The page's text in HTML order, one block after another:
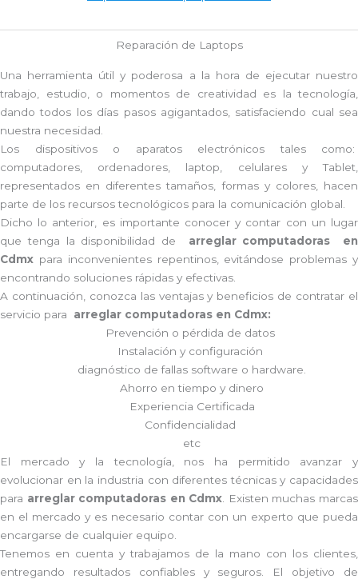
Reparación de Laptops
Una herramienta útil y poderosa a la hora de ejecutar nuestro
trabajo, estudio, o momentos de creatividad es la tecnología,
dando todos los días pasos agigantados, satisfaciendo cual sea
nuestra necesidad.
Los dispositivos o aparatos electrónicos tales como:
computadores, ordenadores, laptop, celulares y Tablet,
representados en diferentes tamaños, formas y colores, hacen
parte de los recursos tecnológicos para la comunicación global.
Dicho lo anterior, es importante conocer y contar con un lugar
que tenga la disponibilidad de arreglar computadoras en
Cdmx para inconvenientes repentinos, evitándose problemas y
encontrando soluciones rápidas y efectivas.
A continuación, conozca las ventajas y beneficios de contratar el
servicio para arreglar computadoras en Cdmx:
Prevención o pérdida de datos
Instalación y configuración
diagnóstico de fallas software o hardware.
Ahorro en tiempo y dinero
Experiencia Certificada
Confidencialidad
etc
El mercado y la tecnología, nos ha permitido avanzar y
evolucionar en la industria con diferentes técnicas y capacidades
para arreglar computadoras en Cdmx. Existen muchas marcas
en el mercado y es necesario contar con un experto que pueda
encargarse de cualquier equipo.
Tenemos en cuenta y trabajamos de la mano con los clientes,
entregando resultados confiables y seguros. El objetivo de